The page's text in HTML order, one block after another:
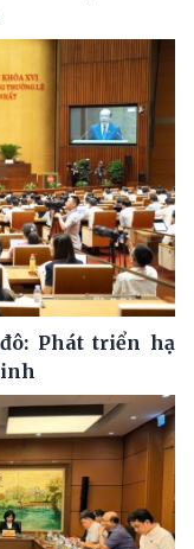
Phát triển hạ